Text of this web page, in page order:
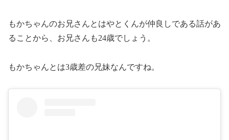
もかちゃんのお兄さんとはやとくんが仲良しである話があ
ることから、お兄さんも24歳でしょう。
もかちゃんとは3歳差の兄妹なんですね。